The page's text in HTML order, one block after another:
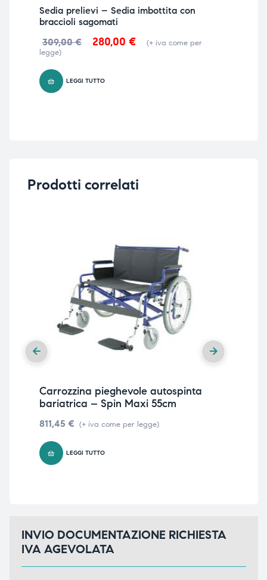
Sedia prelievi – Sedia imbottita con
braccioli sagomati
309,00€ 280,00 €
(+ iva come per
legge)
LEGGI TUTTO
Prodotti correlati
Carrozzina pieghevole autospinta
bariatrica – Spin Maxi 55cm
811,45 € (+ iva come per legge)
LEGGI TUTTO
INVIO DOCUMENTAZIONE RICHIESTA
IVA AGEVOLATA